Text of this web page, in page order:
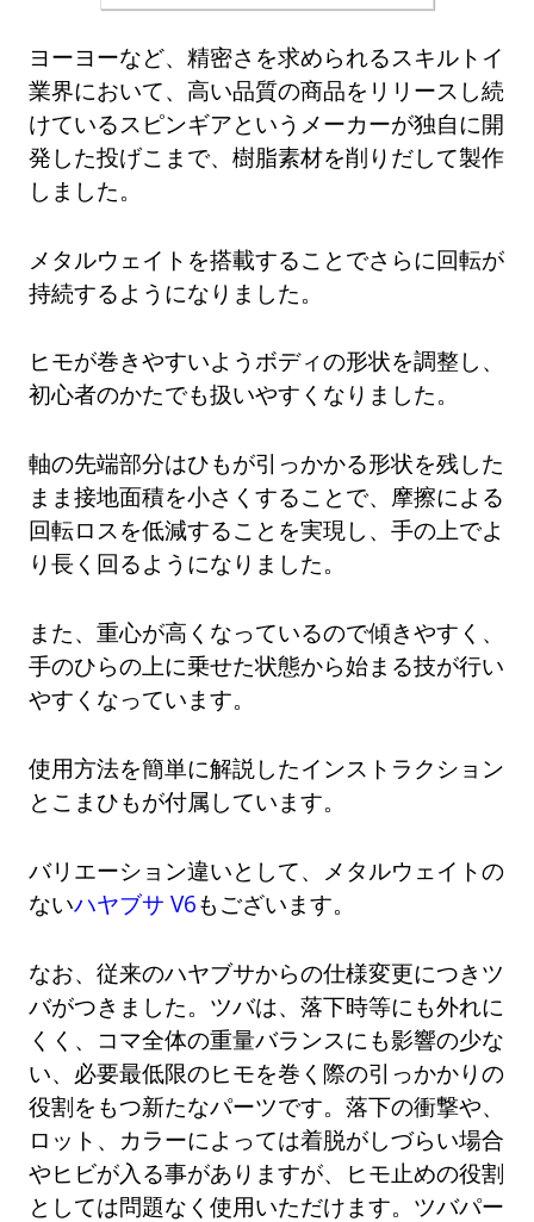
ヨーヨーなど、精密さを求められるスキルトイ
業界において、高い品質の商品をリリースし続
けているスピンギアというメーカーが独自に開
発した投げこまで、樹脂素材を削りだして製作
しました。
メタルウェイトを搭載することでさらに回転が
持続するようになりました。
ヒモが巻きやすいようボディの形状を調整し、
初心者のかたでも扱いやすくなりました。
軸の先端部分はひもが引っかかる形状を残した
まま接地面積を小さくすることで、摩擦による
回転ロスを低減することを実現し、手の上でよ
り長く回るようになりました。
また、重心が高くなっているので傾きやすく、
手のひらの上に乗せた状態から始まる技が行い
やすくなっています。
使用方法を簡単に解説したインストラクション
とこまひもが付属しています。
バリエーション違いとして、メタルウェイトの
ないハヤブサ V6もございます。
なお、従来のハヤブサからの仕様変更につきツ
バがつきました。ツバは、落下時等にも外れに
くく、コマ全体の重量バランスにも影響の少な
い、必要最低限のヒモを巻く際の引っかかりの
役割をもつ新たなパーツです。落下の衝撃や、
ロット、カラーによっては着脱がしづらい場合
やヒビが入る事がありますが、ヒモ止めの役割
としては問題なく使用いただけます。ツバパー